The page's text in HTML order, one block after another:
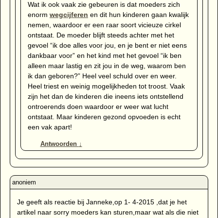
Wat ik ook vaak zie gebeuren is dat moeders zich
enorm wegcijferen en dit hun kinderen gaan kwalijk
nemen, waardoor er een raar soort vicieuze cirkel
ontstaat. De moeder blijft steeds achter met het
gevoel “ik doe alles voor jou, en je bent er niet eens
dankbaar voor” en het kind met het gevoel “ik ben
alleen maar lastig en zit jou in de weg, waarom ben
ik dan geboren?” Heel veel schuld over en weer.
Heel triest en weinig mogelijkheden tot troost. Vaak
zijn het dan de kinderen die ineens iets ontstellend
ontroerends doen waardoor er weer wat lucht
ontstaat. Maar kinderen gezond opvoeden is echt
een vak apart!
Antwoorden ↓
Je geeft als reactie bij Janneke,op 1- 4-2015 ,dat je het
artikel naar sorry moeders kan sturen,maar wat als die niet